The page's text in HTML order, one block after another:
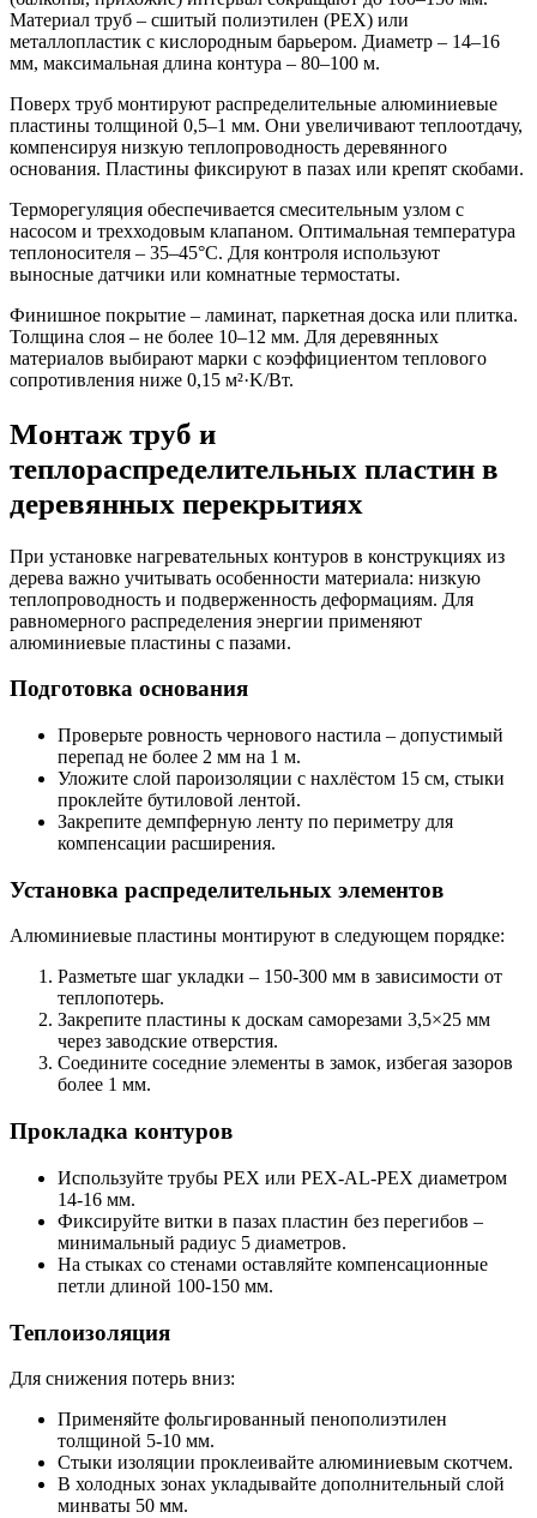
Материал труб – сшитый полиэтилен (PEX) или
металлопластик с кислородным барьером. Диаметр – 14–16
мм, максимальная длина контура – 80–100 м.
Поверх труб монтируют распределительные алюминиевые
пластины толщиной 0,5–1 мм. Они увеличивают теплоотдачу,
компенсируя низкую теплопроводность деревянного
основания. Пластины фиксируют в пазах или крепят скобами.
Терморегуляция обеспечивается смесительным узлом с
насосом и трехходовым клапаном. Оптимальная температура
теплоносителя – 35–45°C. Для контроля используют
выносные датчики или комнатные термостаты.
Финишное покрытие – ламинат, паркетная доска или плитка.
Толщина слоя – не более 10–12 мм. Для деревянных
материалов выбирают марки с коэффициентом теплового
сопротивления ниже 0,15 м²·K/Вт.
Монтаж труб и
теплораспределительных пластин в
деревянных перекрытиях
При установке нагревательных контуров в конструкциях из
дерева важно учитывать особенности материала: низкую
теплопроводность и подверженность деформациям. Для
равномерного распределения энергии применяют
алюминиевые пластины с пазами.
Подготовка основания
Проверьте ровность чернового настила – допустимый
перепад не более 2 мм на 1 м.
Уложите слой пароизоляции с нахлёстом 15 см, стыки
проклейте бутиловой лентой.
Закрепите демпферную ленту по периметру для
компенсации расширения.
Установка распределительных элементов
Алюминиевые пластины монтируют в следующем порядке:
Разметьте шаг укладки – 150-300 мм в зависимости от
теплопотерь.
Закрепите пластины к доскам саморезами 3,5×25 мм
через заводские отверстия.
Соедините соседние элементы в замок, избегая зазоров
более 1 мм.
Прокладка контуров
Используйте трубы PEX или PEX-AL-PEX диаметром
14-16 мм.
Фиксируйте витки в пазах пластин без перегибов –
минимальный радиус 5 диаметров.
На стыках со стенами оставляйте компенсационные
петли длиной 100-150 мм.
Теплоизоляция
Для снижения потерь вниз:
Применяйте фольгированный пенополиэтилен
толщиной 5-10 мм.
Стыки изоляции проклеивайте алюминиевым скотчем.
В холодных зонах укладывайте дополнительный слой
минваты 50 мм.